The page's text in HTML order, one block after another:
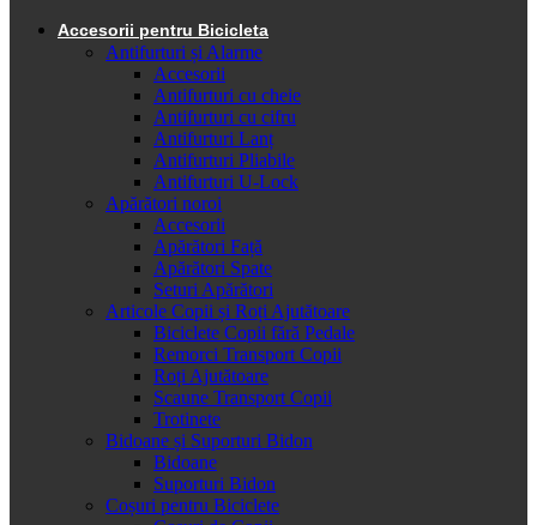
Accesorii pentru Bicicleta
Antifurturi și Alarme
Accesorii
Antifurturi cu cheie
Antifurturi cu cifru
Antifurturi Lanț
Antifurturi Pliabile
Antifurturi U-Lock
Apărători noroi
Accesorii
Apărători Față
Apărători Spate
Seturi Apărători
Articole Copii și Roți Ajutătoare
Biciclete Copii fără Pedale
Remorci Transport Copii
Roți Ajutătoare
Scaune Transport Copii
Trotinete
Bidoane și Suporturi Bidon
Bidoane
Suporturi Bidon
Coșuri pentru Biciclete